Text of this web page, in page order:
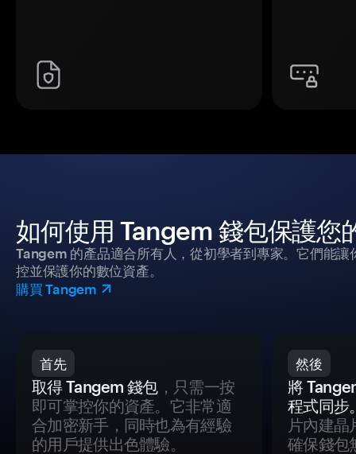
如何使用 Tangem 錢包保護您
Tangem 的產品適合所有人，從初學者到專家。它們能
控並保護你的數位資產。
購買 Tangem
首先
取得 Tangem 錢包，只需一按
即可掌控你的資產。它非常適
合加密新手，同時也為有經驗
的用戶提供出色體驗。
然後
將
程式同步
片內建晶
確保錢包